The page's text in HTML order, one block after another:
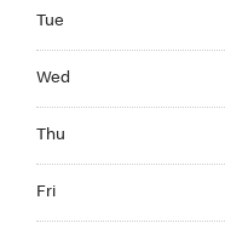
Tue
Wed
Thu
Fri